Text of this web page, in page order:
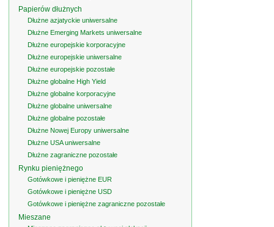
Papierów dłużnych
Dłużne azjatyckie uniwersalne
Dłużne Emerging Markets uniwersalne
Dłużne europejskie korporacyjne
Dłużne europejskie uniwersalne
Dłużne europejskie pozostałe
Dłużne globalne High Yield
Dłużne globalne korporacyjne
Dłużne globalne uniwersalne
Dłużne globalne pozostałe
Dłużne Nowej Europy uniwersalne
Dłużne USA uniwersalne
Dłużne zagraniczne pozostałe
Rynku pieniężnego
Gotówkowe i pieniężne EUR
Gotówkowe i pieniężne USD
Gotówkowe i pieniężne zagraniczne pozostałe
Mieszane